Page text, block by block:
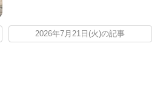
2026年7月21日(火)の記事